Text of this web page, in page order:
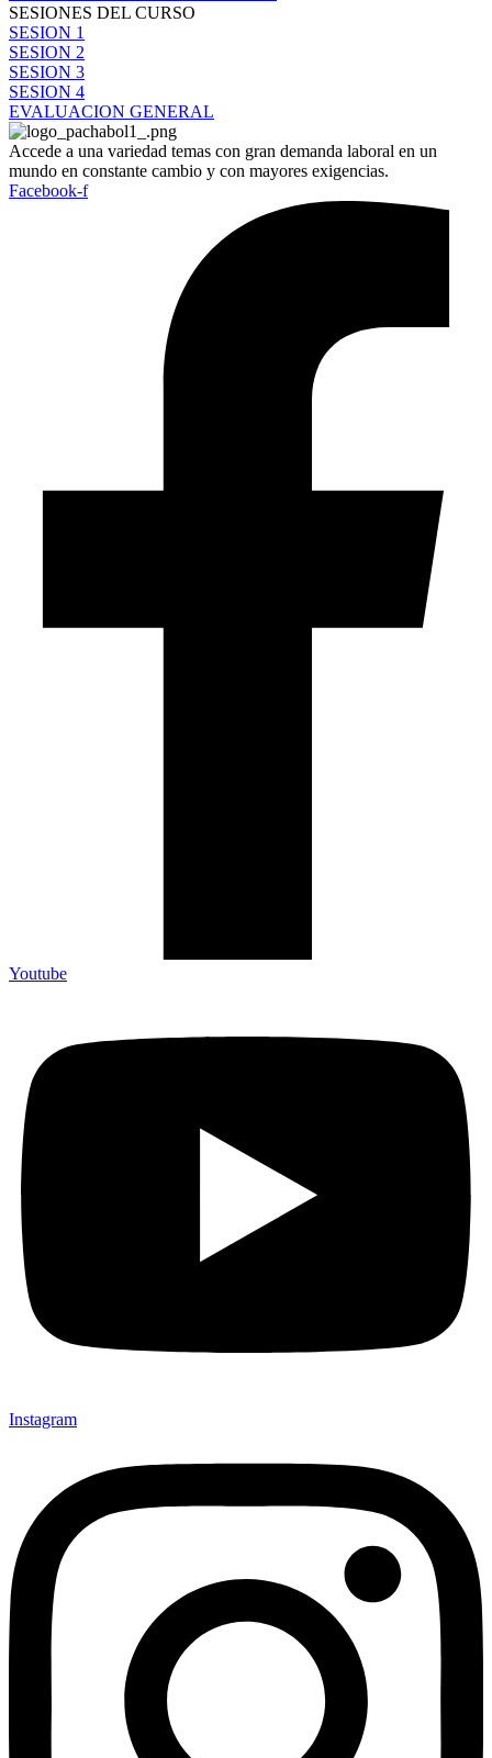
SESIONES DEL CURSO
SESION 1
SESION 2
SESION 3
SESION 4
EVALUACION GENERAL
Accede a una variedad temas con gran demanda laboral en un
mundo en constante cambio y con mayores exigencias.
Facebook-f
Youtube
Instagram